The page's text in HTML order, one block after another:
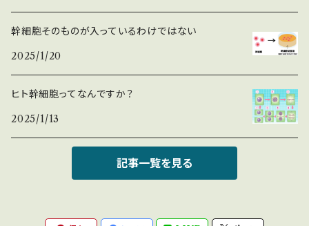
幹細胞そのものが入っているわけではない
2025/1/20
ヒト幹細胞ってなんですか？
2025/1/13
記事一覧を見る